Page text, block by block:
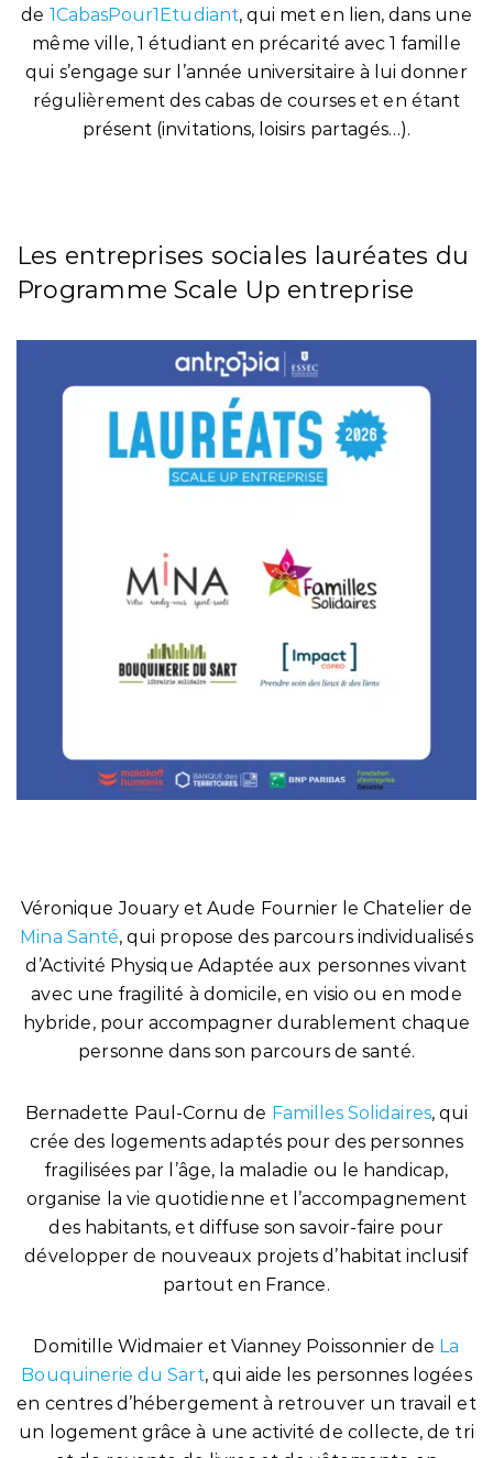
de 1CabasPour1Etudiant, qui met en lien, dans une
même ville, 1 étudiant en précarité avec 1 famille
qui s’engage sur l’année universitaire à lui donner
régulièrement des cabas de courses et en étant
présent (invitations, loisirs partagés…).
Les entreprises sociales lauréates du
Programme Scale Up entreprise
Véronique Jouary et Aude Fournier le Chatelier de
Mina Santé, qui propose des parcours individualisés
d’Activité Physique Adaptée aux personnes vivant
avec une fragilité à domicile, en visio ou en mode
hybride, pour accompagner durablement chaque
personne dans son parcours de santé.
Bernadette Paul-Cornu de Familles Solidaires, qui
crée des logements adaptés pour des personnes
fragilisées par l’âge, la maladie ou le handicap,
organise la vie quotidienne et l’accompagnement
des habitants, et diffuse son savoir-faire pour
développer de nouveaux projets d’habitat inclusif
partout en France.
Domitille Widmaier et Vianney Poissonnier de La
Bouquinerie du Sart, qui aide les personnes logées
en centres d’hébergement à retrouver un travail et
un logement grâce à une activité de collecte, de tri